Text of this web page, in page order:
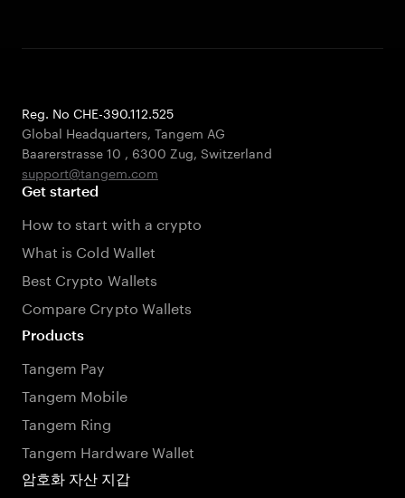
Reg. No CHE-390.112.525
Global Headquarters, Tangem AG
Baarerstrasse 10 , 6300 Zug, Switzerland
support@tangem.com
Get started
How to start with a crypto
What is Cold Wallet
Best Crypto Wallets
Compare Crypto Wallets
Products
Tangem Pay
Tangem Mobile
Tangem Ring
Tangem Hardware Wallet
암호화 자산 지갑